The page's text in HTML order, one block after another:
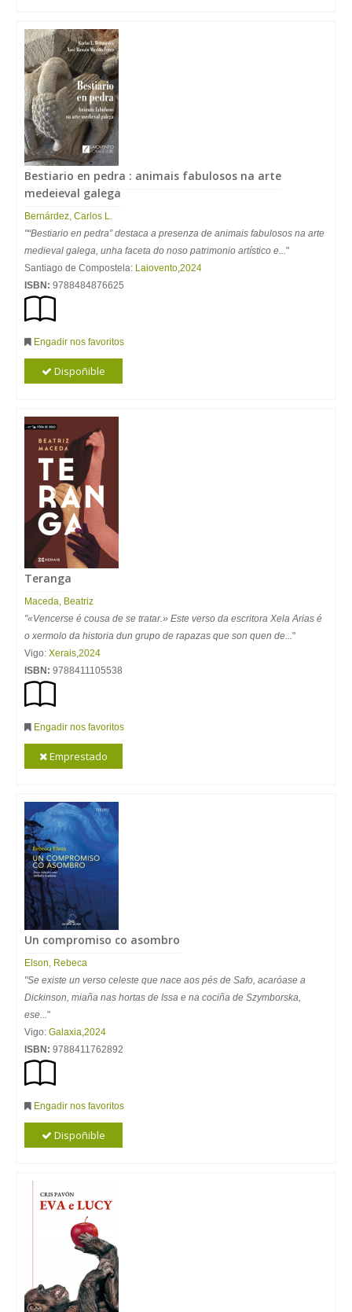
Bestiario en pedra : animais fabulosos na arte
medeieval galega
Bernárdez, Carlos L.
"“Bestiario en pedra” destaca a presenza de animais fabulosos na arte
medieval galega, unha faceta do noso patrimonio artístico e..."
Santiago de Compostela: Laiovento,2024
ISBN: 9788484876625
Engadir nos favoritos
Dispoñible
Teranga
Maceda, Beatriz
"«Vencerse é cousa de se tratar.» Este verso da escritora Xela Arias é
o xermolo da historia dun grupo de rapazas que son quen de..."
Vigo: Xerais,2024
ISBN: 9788411105538
Engadir nos favoritos
Emprestado
Un compromiso co asombro
Elson, Rebeca
"Se existe un verso celeste que nace aos pés de Safo, acaróase a
Dickinson, miaña nas hortas de Issa e na cociña de Szymborska,
ese..."
Vigo: Galaxia,2024
ISBN: 9788411762892
Engadir nos favoritos
Dispoñible